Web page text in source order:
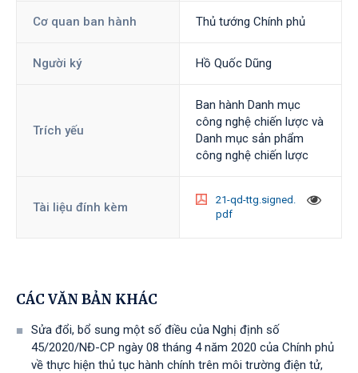
Cơ quan ban hành Thủ tướng Chính phủ
Người ký Hồ Quốc Dũng
Trích yếu
Ban hành Danh mục
công nghệ chiến lược và
Danh mục sản phẩm
công nghệ chiến lược
Tài liệu đính kèm
21-qd-ttg.signed.
pdf
CÁC VĂN BẢN KHÁC
Sửa đổi, bổ sung một số điều của Nghị định số
45/2020/NĐ-CP ngày 08 tháng 4 năm 2020 của Chính phủ
về thực hiện thủ tục hành chính trên môi trường điện tử,